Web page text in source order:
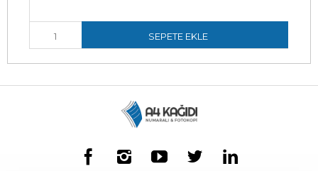
SEPETE EKLE